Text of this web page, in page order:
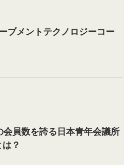
ブメントテクノロジーコー
員数を誇る日本青年会議所
？